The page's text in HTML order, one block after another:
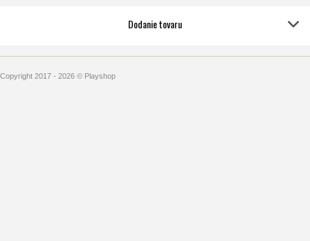
Dodanie tovaru
Copyright 2017 - 2026 © Playshop